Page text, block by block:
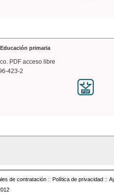
primaria
PDF acceso libre
423-2
de contratación :: Política de privacidad ::